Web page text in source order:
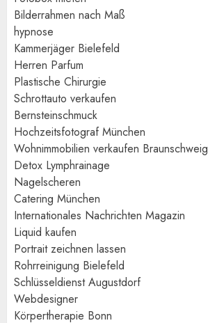
Bilderrahmen nach Maß
hypnose
Kammerjäger Bielefeld
Herren Parfum
Plastische Chirurgie
Schrottauto verkaufen
Bernsteinschmuck
Hochzeitsfotograf München
Wohnimmobilien verkaufen Braunschweig
Detox Lymphrainage
Nagelscheren
Catering München
Internationales Nachrichten Magazin
Liquid kaufen
Portrait zeichnen lassen
Rohrreinigung Bielefeld
Schlüsseldienst Augustdorf
Webdesigner
Körpertherapie Bonn